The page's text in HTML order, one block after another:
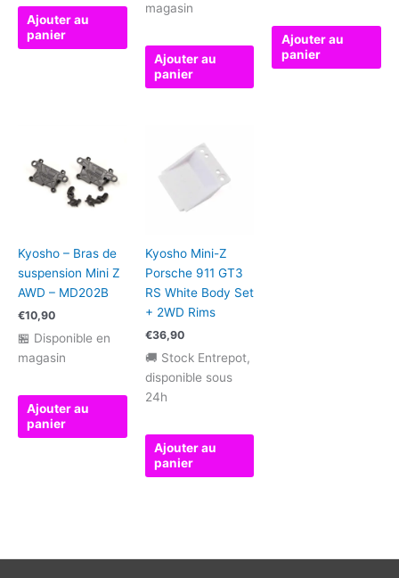
Ajouter au
panier
magasin
Ajouter au
panier
Ajouter au
panier
Kyosho – Bras de
suspension Mini Z
AWD – MD202B
€10,90
🏪 Disponible en
magasin
Ajouter au
panier
Kyosho Mini-Z
Porsche 911 GT3
RS White Body Set
+ 2WD Rims
€36,90
🚚 Stock Entrepot,
disponible sous
24h
Ajouter au
panier